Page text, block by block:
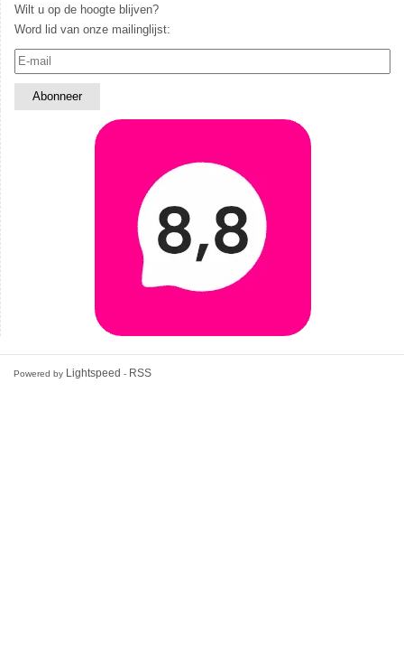
Wilt u op de hoogte blijven?
Word lid van onze mailinglijst:
Powered by Lightspeed - RSS